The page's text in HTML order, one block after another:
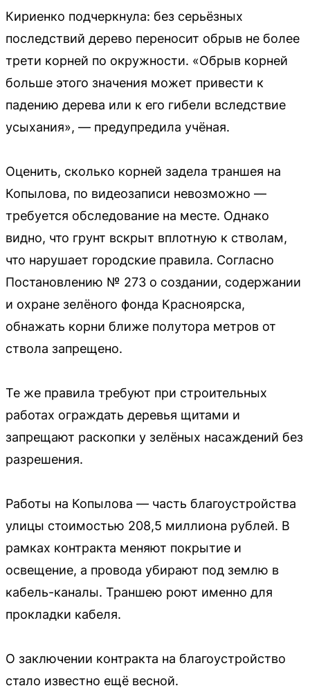
Кириенко подчеркнула: без серьёзных
последствий дерево переносит обрыв не более
трети корней по окружности. «Обрыв корней
больше этого значения может привести к
падению дерева или к его гибели вследствие
усыхания», — предупредила учёная.
Оценить, сколько корней задела траншея на
Копылова, по видеозаписи невозможно —
требуется обследование на месте. Однако
видно, что грунт вскрыт вплотную к стволам,
что нарушает городские правила. Согласно
Постановлению № 273 о создании, содержании
и охране зелёного фонда Красноярска,
обнажать корни ближе полутора метров от
ствола запрещено.
Те же правила требуют при строительных
работах ограждать деревья щитами и
запрещают раскопки у зелёных насаждений без
разрешения.
Работы на Копылова — часть благоустройства
улицы стоимостью 208,5 миллиона рублей. В
рамках контракта меняют покрытие и
освещение, а провода убирают под землю в
кабель-каналы. Траншею роют именно для
прокладки кабеля.
О заключении контракта на благоустройство
стало известно ещё весной.